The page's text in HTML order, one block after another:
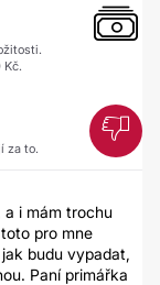
Kč.
za to.
i mám trochu
pro mne
budu vypadat,
Paní primářka